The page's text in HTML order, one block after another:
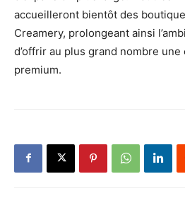
accueilleront bientôt des
Creamery, prolongeant ainsi
d’offrir au plus grand nombre
premium.